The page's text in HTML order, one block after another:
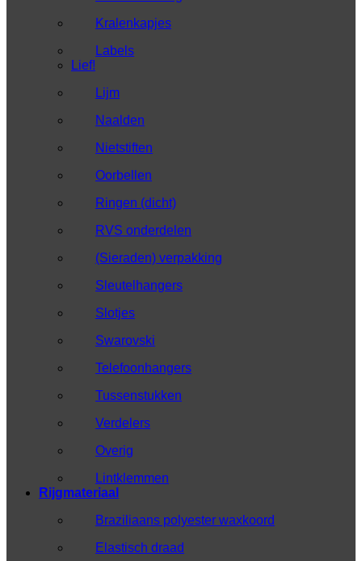
Kralenkapjes
Labels
Lief!
Lijm
Naalden
Nietstiften
Oorbellen
Ringen (dicht)
RVS onderdelen
(Sieraden) verpakking
Sleutelhangers
Slotjes
Swarovski
Telefoonhangers
Tussenstukken
Verdelers
Overig
Lintklemmen
Rijgmateriaal
Braziliaans polyester waxkoord
Elastisch draad